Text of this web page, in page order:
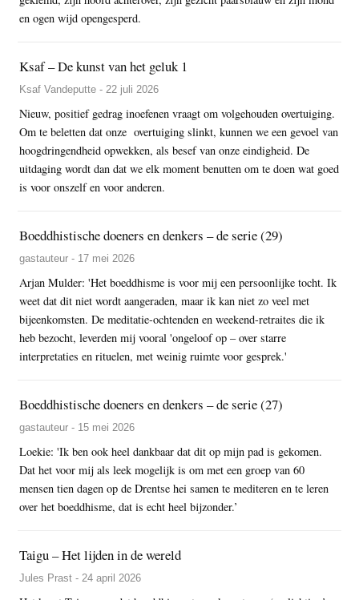
en ogen wijd opengesperd.
Ksaf – De kunst van het geluk 1
Ksaf Vandeputte - 22 juli 2026
Nieuw, positief gedrag inoefenen vraagt om volgehouden overtuiging.
Om te beletten dat onze overtuiging slinkt, kunnen we een gevoel van
hoogdringendheid opwekken, als besef van onze eindigheid. De
uitdaging wordt dan dat we elk moment benutten om te doen wat goed
is voor onszelf en voor anderen.
Boeddhistische doeners en denkers – de serie (29)
gastauteur - 17 mei 2026
Arjan Mulder: 'Het boeddhisme is voor mij een persoonlijke tocht. Ik
weet dat dit niet wordt aangeraden, maar ik kan niet zo veel met
bijeenkomsten. De meditatie-ochtenden en weekend-retraites die ik
heb bezocht, leverden mij vooral 'ongeloof op – over starre
interpretaties en rituelen, met weinig ruimte voor gesprek.'
Boeddhistische doeners en denkers – de serie (27)
gastauteur - 15 mei 2026
Loekie: 'Ik ben ook heel dankbaar dat dit op mijn pad is gekomen.
Dat het voor mij als leek mogelijk is om met een groep van 60
mensen tien dagen op de Drentse hei samen te mediteren en te leren
over het boeddhisme, dat is echt heel bijzonder.’
Taigu – Het lijden in de wereld
Jules Prast - 24 april 2026